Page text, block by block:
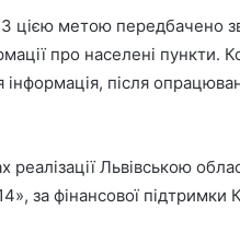
цією метою передбачено
про населені пункти.
після
реалізації Львівською
за фінансової підтримки
держсубвенцію на